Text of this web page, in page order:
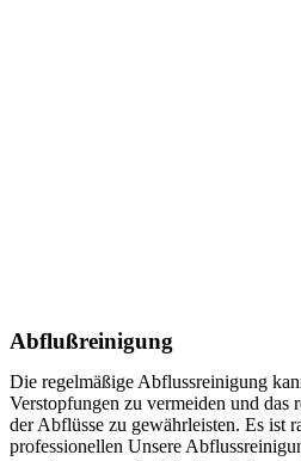
Abflußreinigung
Die regelmäßige Abflussreinigung
Verstopfungen zu vermeiden und das
der Abflüsse zu gewährleisten. Es ist
professionellen Unsere